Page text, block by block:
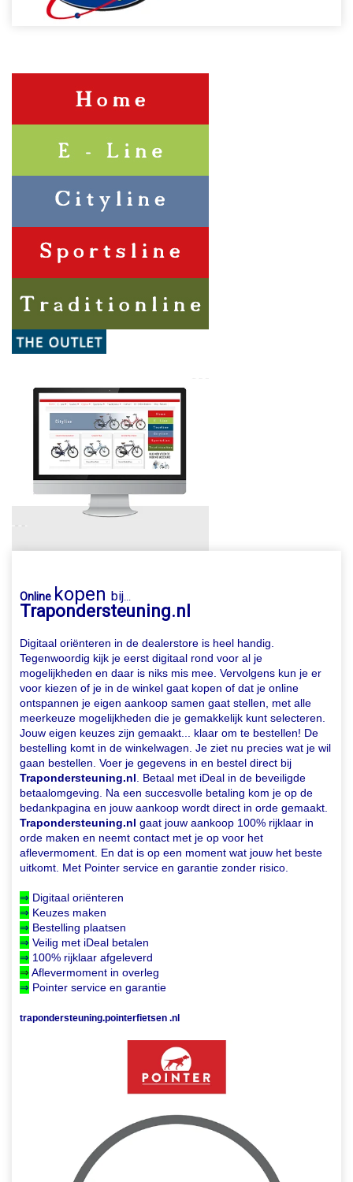
Online kopen bij
Trapondersteuning.nl
Digitaal oriënteren in de dealerstore is heel handig.
Tegenwoordig kijk je eerst digitaal rond voor al je
mogelijkheden en daar is niks mis mee. Vervolgens kun je er
voor kiezen of je in de winkel gaat kopen of dat je online
ontspannen je eigen aankoop samen gaat stellen, met alle
meerkeuze mogelijkheden die je gemakkelijk kunt selecteren.
Jouw eigen keuzes zijn gemaakt... klaar om te bestellen! De
bestelling komt in de winkelwagen. Je ziet nu precies wat je wil
gaan bestellen. Voer je gegevens in en bestel direct bij
Trapondersteuning.nl . Betaal met iDeal in de beveiligde
betaalomgeving. Na een succesvolle betaling kom je op de
bedankpagina en jouw aankoop wordt direct in orde gemaakt.
Trapondersteuning.nl gaat jouw aankoop 100% rijklaar in
orde maken en neemt contact met je op voor het
aflevermoment. En dat is op een moment wat jouw het beste
uitkomt. Met Pointer service en garantie zonder risico.
⇒ Digitaal oriënteren
⇒ Keuzes maken
⇒ Bestelling plaatsen
⇒ Veilig met iDeal betalen
⇒ 100% rijklaar afgeleverd
⇒ Aflevermoment in overleg
⇒ Pointer service en garantie
trapondersteuning.pointerfietsen .nl